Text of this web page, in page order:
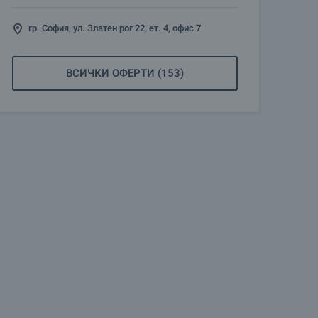
гр. София, ул. Златен рог 22, ет. 4, офис 7
ВСИЧКИ ОФЕРТИ (153)